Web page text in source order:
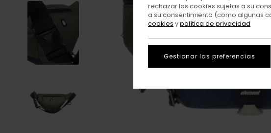
rechazar las cookies sujetas a su
a su consentimiento (como algunas
cookies ypolítica de privacidad
Gestionar las preferencias